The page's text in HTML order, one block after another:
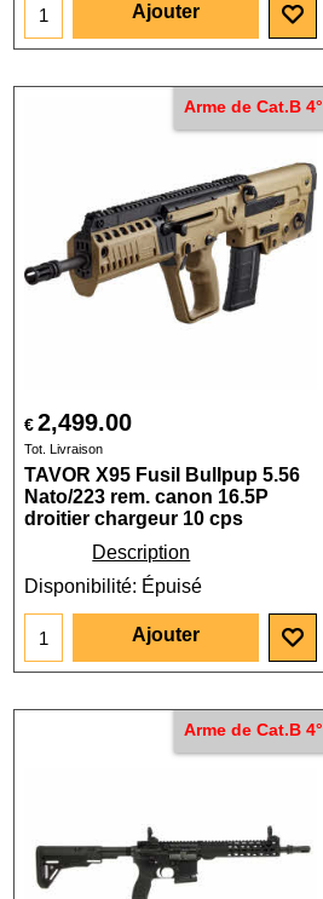
Ajouter
Arme de Cat.B 4°
€2,499.00
Tot. Livraison
TAVOR X95 Fusil Bullpup 5.56
Nato/223 rem. canon 16.5P
droitier chargeur 10 cps
Description
Disponibilité: Épuisé
Ajouter
Arme de Cat.B 4°